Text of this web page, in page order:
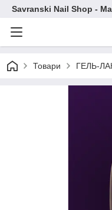
Savranski Nail Shop -
Товари ГЕЛЬ-